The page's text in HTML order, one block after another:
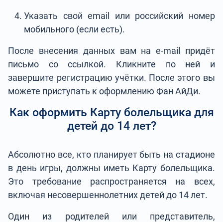
Указать свой email или российский номер
мобильного (если есть).
После внесения данных вам на e-mail придёт
письмо со ссылкой. Кликните по ней и
завершите регистрацию учётки. После этого вы
можете приступать к оформлению Фан АйДи.
Как оформить Карту болельщика для
детей до 14 лет?
Абсолютно все, кто планирует быть на стадионе
в день игры, должны иметь Карту болельщика.
Это требование распространяется на всех,
включая несовершеннолетних детей до 14 лет.
Один из родителей или представитель,